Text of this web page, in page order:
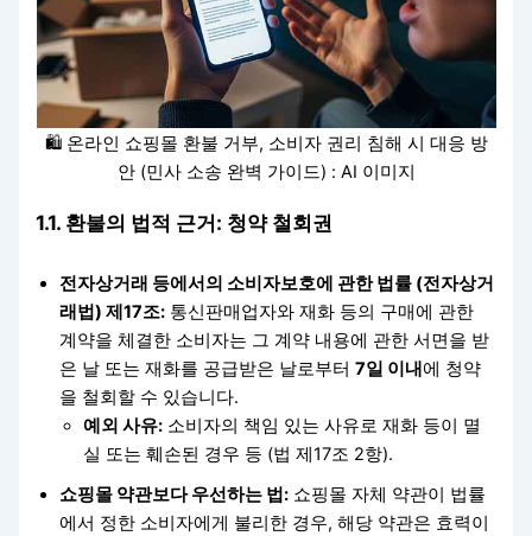
🛍️ 온라인 쇼핑몰 환불 거부, 소비자 권리 침해 시 대응 방
안 (민사 소송 완벽 가이드) : AI 이미지
1.1. 환불의 법적 근거: 청약 철회권
전자상거래 등에서의 소비자보호에 관한 법률 (전자상거
래법) 제17조: 통신판매업자와 재화 등의 구매에 관한
계약을 체결한 소비자는 그 계약 내용에 관한 서면을 받
은 날 또는 재화를 공급받은 날로부터7일 이내에 청약
을 철회할 수 있습니다.
예외 사유: 소비자의 책임 있는 사유로 재화 등이 멸
실 또는 훼손된 경우 등 (법 제17조 2항).
쇼핑몰 약관보다 우선하는 법: 쇼핑몰 자체 약관이 법률
에서 정한 소비자에게 불리한 경우, 해당 약관은 효력이